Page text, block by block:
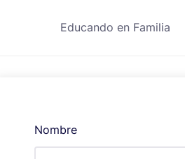
Educando en Familia
Nombre